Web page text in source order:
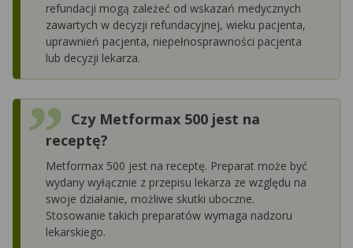
refundacji mogą zależeć od wskazań medycznych
zawartych w decyzji refundacyjnej, wieku pacjenta,
uprawnień pacjenta, niepełnosprawności pacjenta
lub decyzji lekarza.
Czy Metformax 500 jest na
receptę?
Metformax 500 jest na receptę. Preparat może być
wydany wyłącznie z przepisu lekarza ze względu na
swoje działanie, możliwe skutki uboczne.
Stosowanie takich preparatów wymaga nadzoru
lekarskiego.